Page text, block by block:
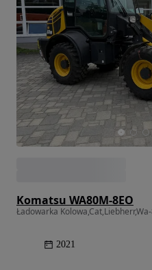
Komatsu WA80M-8EO
2021